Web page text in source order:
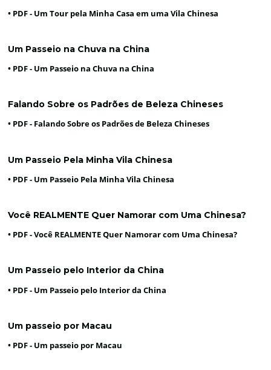
• PDF - Um Tour pela Minha Casa em uma Vila Chinesa
Um Passeio na Chuva na China
• PDF - Um Passeio na Chuva na China
Falando Sobre os Padrões de Beleza Chineses
• PDF - Falando Sobre os Padrões de Beleza Chineses
Um Passeio Pela Minha Vila Chinesa
• PDF - Um Passeio Pela Minha Vila Chinesa
Você REALMENTE Quer Namorar com Uma Chinesa?
• PDF -Você REALMENTE Quer Namorar com Uma Chinesa?
Um Passeio pelo Interior da China
• PDF - Um Passeio pelo Interior da China
Um passeio por Macau
• PDF - Um passeio por Macau